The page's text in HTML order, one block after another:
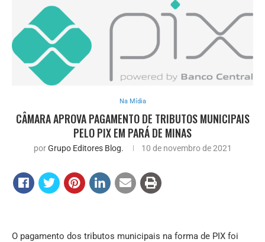
Na Mídia
CÂMARA APROVA PAGAMENTO DE TRIBUTOS MUNICIPAIS
PELO PIX EM PARÁ DE MINAS
porGrupo Editores Blog. 10 de novembro de 2021
O pagamento dos tributos municipais na forma de PIX foi